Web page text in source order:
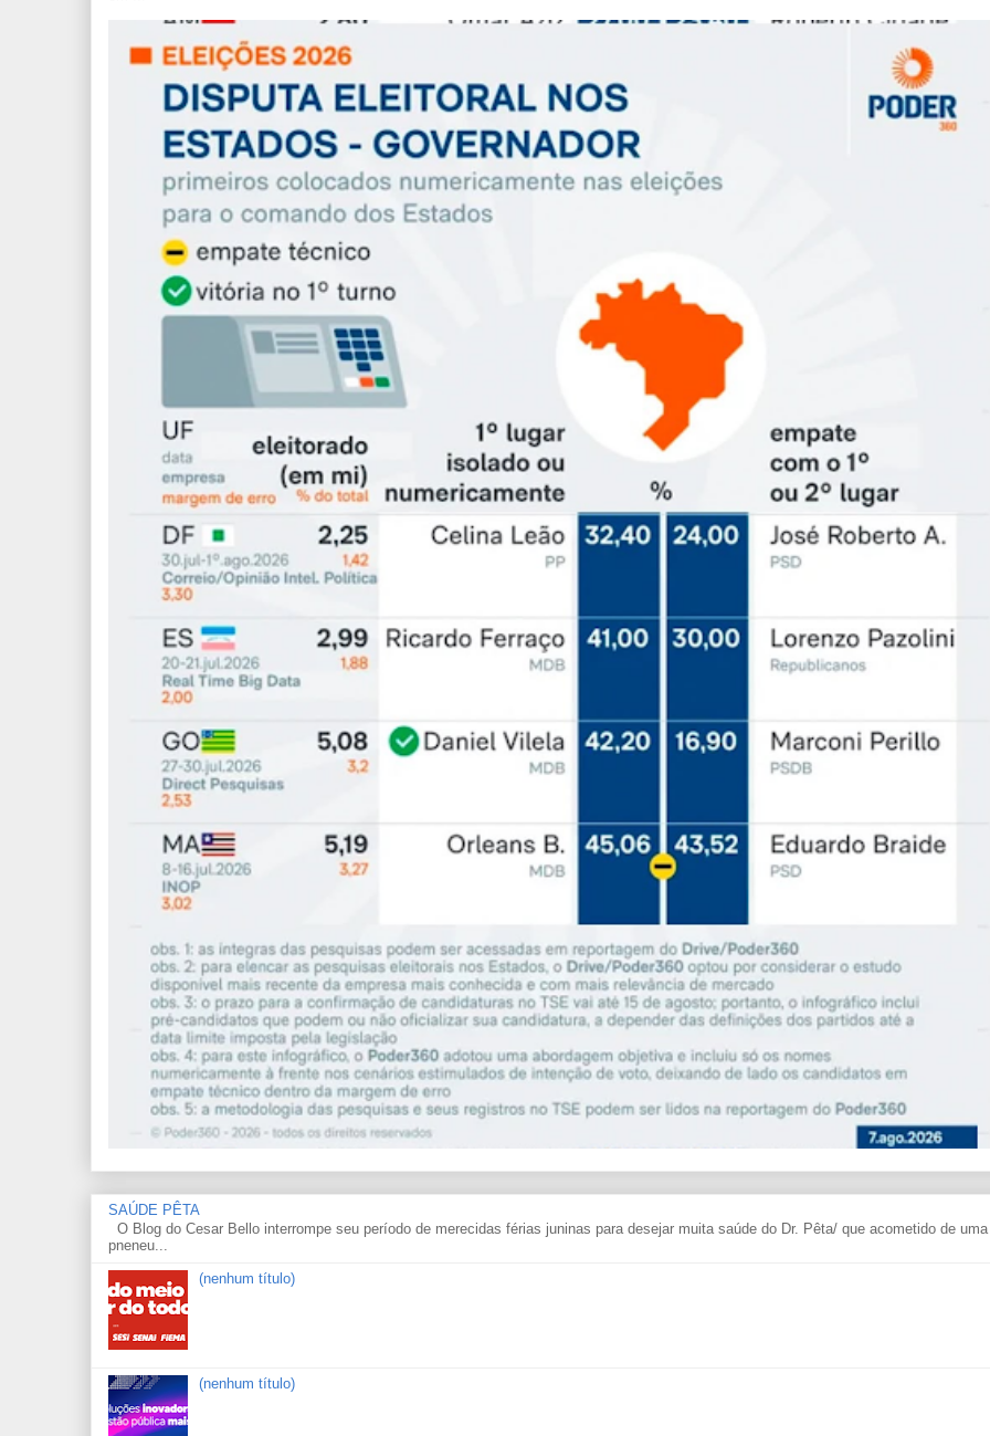
SAÚDE PÊTA
O Blog do Cesar Bello interrompe seu período de merecidas férias juninas para desejar muita saúde do Dr. Pêta/ que acometido de uma
pneneu...
(nenhum título)
(nenhum título)